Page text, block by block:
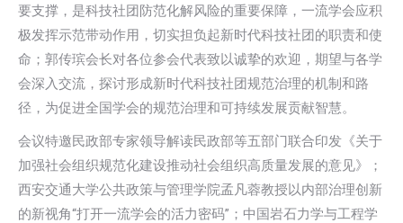
要支撑，是科技社团防范化解风险的重要保障，一流学会应积
极发挥示范带动作用，切实担负起新时代科技社团的职责和使
命；郭传瑸会长对各位参会代表致以诚挚的欢迎，期望与各学
会深入交流，探讨形成新时代科技社团规范治理的机制和路
径，为促进全国学会的规范治理和可持续发展贡献智慧。
会议特邀民政部专家领导解读民政部等五部门联合印发《关于
加强社会组织规范化建设推动社会组织高质量发展的意见》；
西安交通大学公共政策与管理学院孟凡蓉教授以内部治理创新
的新视角“打开一流学会的活力密码”；中国岩石力学与工程学